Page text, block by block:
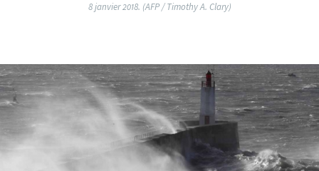
8 janvier 2018. (AFP / Timothy A. Clary)